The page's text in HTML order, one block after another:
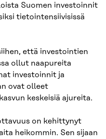
Suomen investoinnit
tietointensiivisissä
että investointien
ollut naapureita
investoinnit ja
ovat olleet
keskeisiä ajureita.
on kehittynyt
heikommin. Sen sijaan